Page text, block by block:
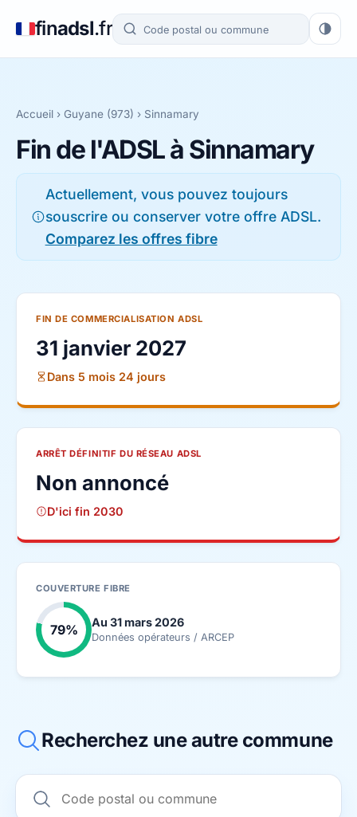
finadsl.fr
Accueil › Guyane (973) › Sinnamary
Fin de l'ADSL à Sinnamary
Actuellement, vous pouvez toujours
souscrire ou conserver votre offre ADSL.
Comparez les offres fibre
FIN DE COMMERCIALISATION ADSL
31 janvier 2027
Dans 5 mois 24 jours
ARRÊT DÉFINITIF DU RÉSEAU ADSL
Non annoncé
D'ici fin 2030
COUVERTURE FIBRE
79% Au 31 mars 2026
Données opérateurs / ARCEP
Recherchez une autre commune